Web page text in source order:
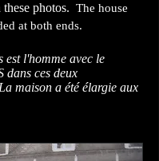
photos. The house
at both ends.
est l'homme avec le
dans ces deux
maison a été élargie aux